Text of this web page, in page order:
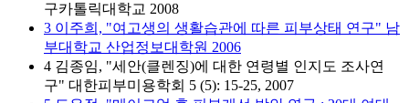
구카톨릭대학교 2008
3 이주희, "여고생의 생활습관에 따른 피부상태 연구" 남
부대학교 산업정보대학원 2006
4 김종임, "세안(클렌징)에 대한 연령별 인지도 조사연
구" 대한피부미용학회 5 (5): 15-25, 2007